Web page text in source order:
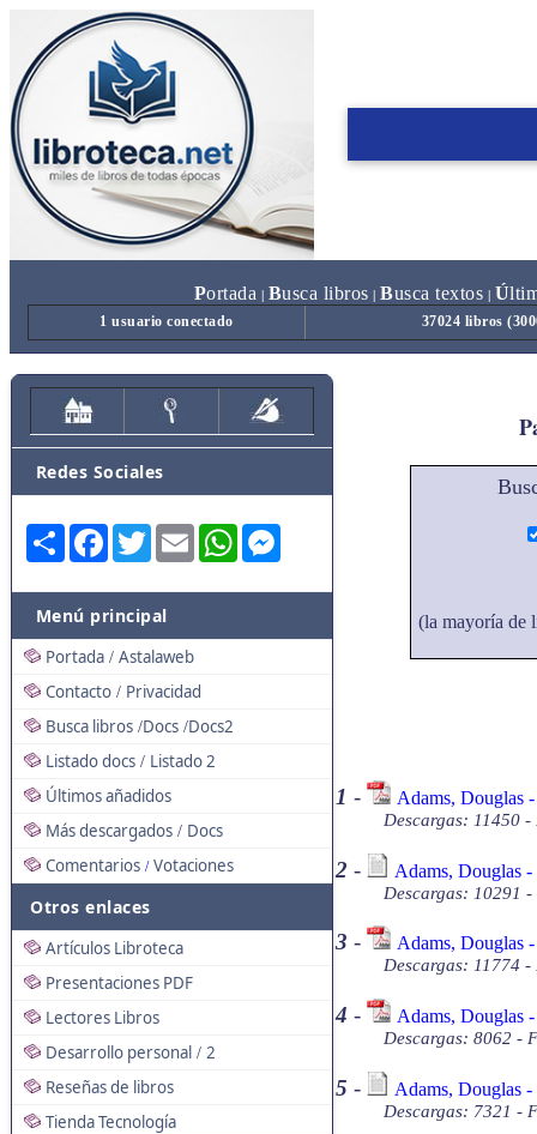
Portada Busca libros Busca textos Ú
1 usuario conectado 37024 libros
Redes Sociales
Share FacebookTwitterEmail WhatsApp
Menú principal
Portada / Astalaweb
Contacto / Privacidad
Busca libros /Docs /Docs2
Listado docs / Listado 2
Últimos añadidos
Más descargados / Docs
Comentarios / Votaciones
Otros enlaces
Artículos Libroteca
Presentaciones PDF
Lectores Libros
Desarrollo personal / 2
Reseñas de libros
Tienda Tecnología
(la mayoría de
1 - Adams, Douglas
Descargas: 11450
2 - Adams, Douglas -
Descargas: 10291
3 - Adams, Douglas
Descargas: 11774
4 - Adams, Douglas
Descargas: 8062 -
5 - Adams, Douglas
Descargas: 7321 -